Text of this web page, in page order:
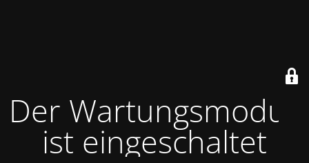
Der Wartungsmodus
ist eingeschaltet